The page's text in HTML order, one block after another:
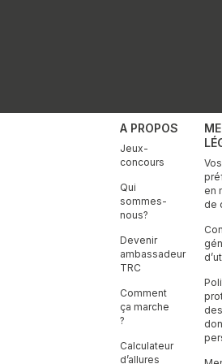
A PROPOS
Jeux-
concours
Qui
sommes-
nous?
Devenir
ambassadeur
TRC
Comment
ça marche
?
Calculateur
d’allures
Vos
en
de
des